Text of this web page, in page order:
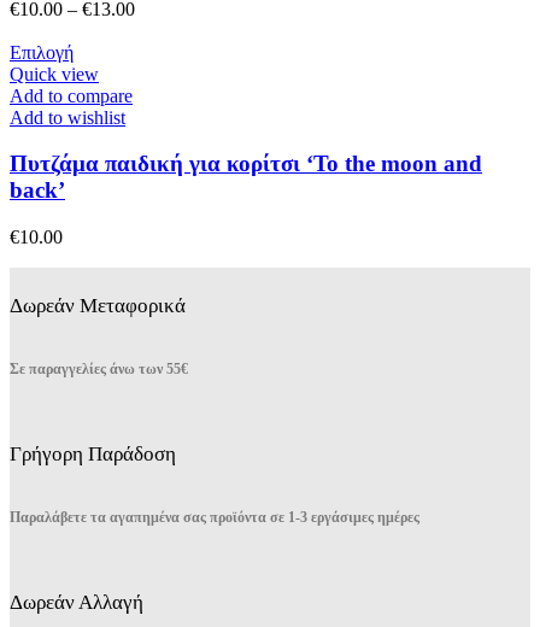
μπορούν
επιλεγούν
στη
σελίδα
του
προϊόντος
€10.00 – €13.00Price
ΕπιλογήΑυτό
το
προϊόν
έχει
παραλλαγές.
Οι
σελίδα
Quick view
Add to compare
Add to wishlist
Πυτζάμα παιδική για κορίτσι ‘To the moon and
back’
€10.00
Δωρεάν Μεταφορικά
Σε παραγγελίες άνω των 55€
Γρήγορη Παράδοση
Παραλάβετε τα αγαπημένα σας προϊόντα σε 1-3 εργάσιμες ημέρες
Δωρεάν Αλλαγή